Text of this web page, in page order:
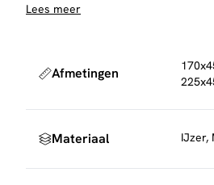
Lees meer
Afmetingen
Materiaal IJzer,